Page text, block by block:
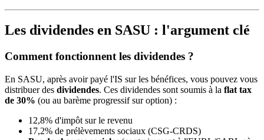
Les dividendes en SASU : l'argument clé
Comment fonctionnent les dividendes ?
En SASU, après avoir payé l'IS sur les bénéfices, vous pouvez vous
distribuer des dividendes. Ces dividendes sont soumis à la flat tax
de 30% (ou au barème progressif sur option) :
12,8% d'impôt sur le revenu
17,2% de prélèvements sociaux (CSG-CRDS)